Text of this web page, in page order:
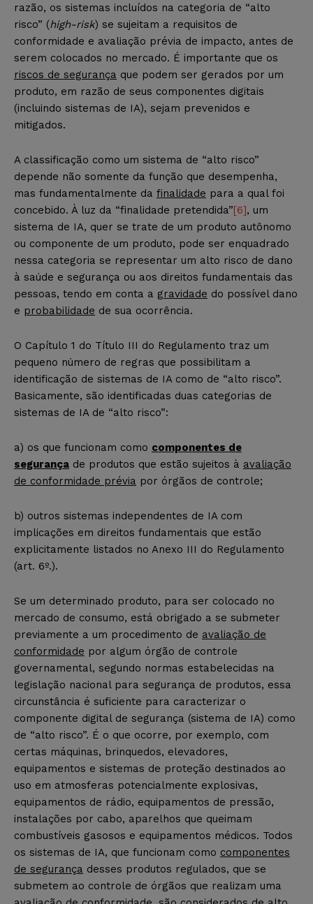
razão, os sistemas incluídos na categoria de “alto
risco” (high-risk) se sujeitam a requisitos de
conformidade e avaliação prévia de impacto, antes de
serem colocados no mercado. É importante que os
riscos de segurança que podem ser gerados por um
produto, em razão de seus componentes digitais
(incluindo sistemas de IA), sejam prevenidos e
mitigados.
A classificação como um sistema de “alto risco”
depende não somente da função que desempenha,
mas fundamentalmente da finalidade para a qual foi
concebido. À luz da “finalidade pretendida”[6], um
sistema de IA, quer se trate de um produto autônomo
ou componente de um produto, pode ser enquadrado
nessa categoria se representar um alto risco de dano
à saúde e segurança ou aos direitos fundamentais das
pessoas, tendo em conta a gravidade do possível dano
e probabilidade de sua ocorrência.
O Capítulo 1 do Título III do Regulamento traz um
pequeno número de regras que possibilitam a
identificação de sistemas de IA como de “alto risco”.
Basicamente, são identificadas duas categorias de
sistemas de IA de “alto risco”:
a) os que funcionam como componentes de
segurança de produtos que estão sujeitos à avaliação
de conformidade prévia por órgãos de controle;
b) outros sistemas independentes de IA com
implicações em direitos fundamentais que estão
explicitamente listados no Anexo III do Regulamento
(art. 6º.).
Se um determinado produto, para ser colocado no
mercado de consumo, está obrigado a se submeter
previamente a um procedimento de avaliação de
conformidade por algum órgão de controle
governamental, segundo normas estabelecidas na
legislação nacional para segurança de produtos, essa
circunstância é suficiente para caracterizar o
componente digital de segurança (sistema de IA) como
de “alto risco”. É o que ocorre, por exemplo, com
certas máquinas, brinquedos, elevadores,
equipamentos e sistemas de proteção destinados ao
uso em atmosferas potencialmente explosivas,
equipamentos de rádio, equipamentos de pressão,
instalações por cabo, aparelhos que queimam
combustíveis gasosos e equipamentos médicos. Todos
os sistemas de IA, que funcionam como componentes
de segurança desses produtos regulados, que se
submetem ao controle de órgãos que realizam uma